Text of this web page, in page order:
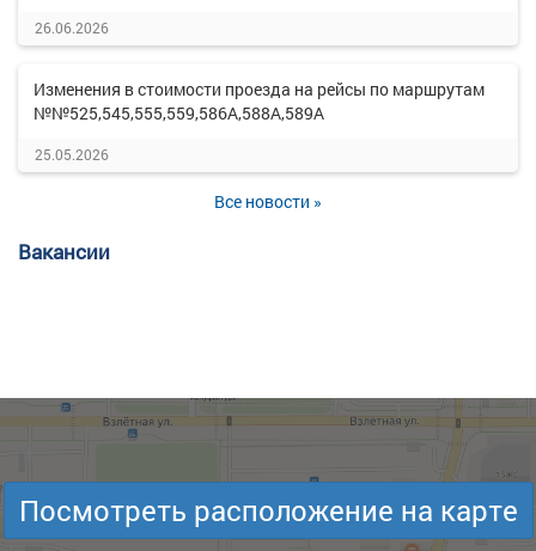
26.06.2026
Изменения в стоимости проезда на рейсы по маршрутам
№№525,545,555,559,586А,588А,589А
25.05.2026
Все новости »
Вакансии
Посмотреть расположение на карте